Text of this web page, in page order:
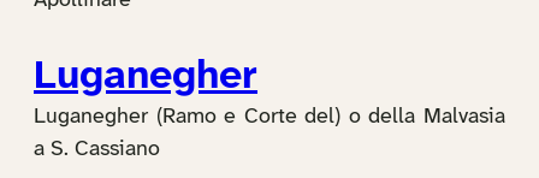
Luganegher
Luganegher (Ramo e Corte del) o della Malvasia
a S. Cassiano